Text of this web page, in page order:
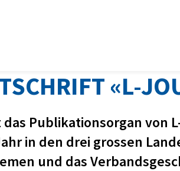
«L-
Publikationsorgan von
in den drei grossen
und das